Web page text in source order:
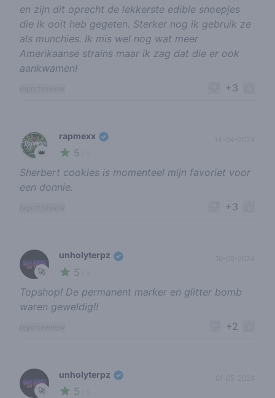
en zijn dit oprecht de lekkerste edible snoepjes
die ik ooit heb gegeten. Sterker nog ik gebruik ze
als munchies. Ik mis wel nog wat meer
Amerikaanse strains maar ik zag dat die er ook
aankwamen!
+3
👑
rapmexx
5
Sherbert cookies is momenteel mijn favoriet voor
een donnie.
+3
🚀
unholyterpz
5
Topshop! De permanent marker en glitter bomb
waren geweldig!!
+2
🚀
unholyterpz
5